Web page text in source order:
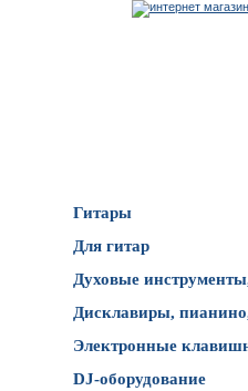
Гитары
Для гитар
Духовые
Дисклавиры,
Электронные
DJ-оборудование